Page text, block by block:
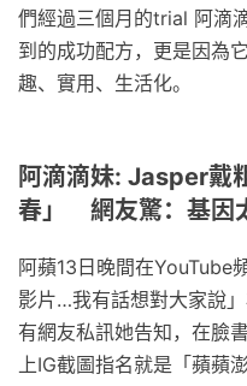
們經過三個月的trial 阿滴
到的成功配方，更是因為
趣、實用、生活化。
阿滴滴妹: Jasper戴
春」 網友驚：基因
阿蘋13日晚間在YouTube
影片…我有話想對大家說
有網友私訊她告知，在臉
上IG截圖指名就是「蘋蘋